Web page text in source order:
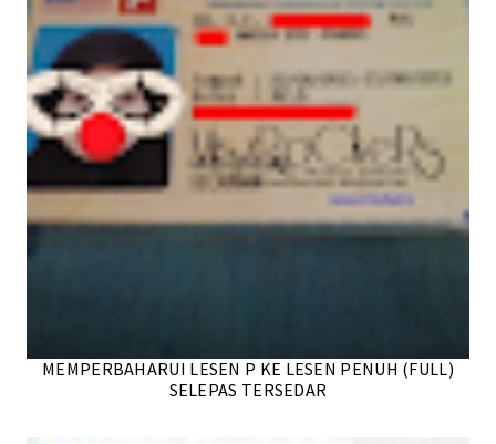
MEMPERBAHARUI LESEN P KE LESEN PENUH (FULL)
SELEPAS TERSEDAR